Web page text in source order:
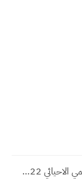
اسئلة العربي سادس علمي الاحيائي 2022 الدور الاول